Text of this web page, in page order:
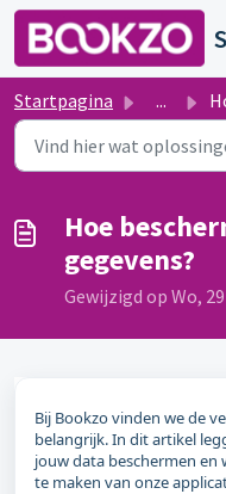
Doorgaan naar
Startpagina ...
Hoe
gegevens?
Gewijzigd op Wo,
Bij Bookzo vinden we de
belangrijk. In dit artikel
jouw data beschermen
te maken van onze